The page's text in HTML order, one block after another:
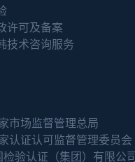
许可及备案
技术咨询服务
市场监督管理总局
认证认可监督管理委员会
检验认证（集团）有限公司